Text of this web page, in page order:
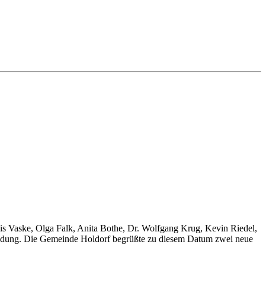
Vaske, Olga Falk, Anita Bothe, Dr. Wolfgang Krug, Kevin Riedel,
Die Gemeinde Holdorf begrüßte zu diesem Datum zwei neue